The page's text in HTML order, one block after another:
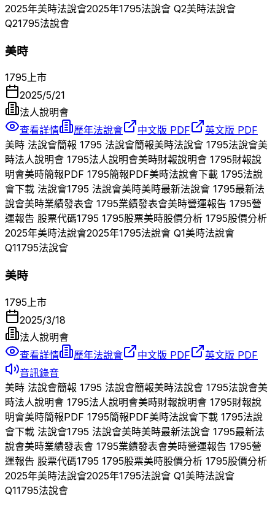
2025年美時法說會2025年1795法說會 Q2美時法說會
Q21795法說會
美時
1795上市
2025/5/21
法人說明會
查看詳情
歷年法說會 中文版 PDF
英文版 PDF
美時 法說會簡報 1795 法說會簡報美時法說會 1795法說會美
時法人說明會 1795法人說明會美時財報說明會 1795財報說
明會美時簡報PDF 1795簡報PDF美時法說會下載 1795法說
會下載 法說會1795 法說會美時美時最新法說會 1795最新法
說會美時業績發表會 1795業績發表會美時營運報告 1795營
運報告 股票代碼1795 1795股票美時股價分析 1795股價分析
2025年美時法說會2025年1795法說會 Q1美時法說會
Q11795法說會
美時
1795 上市
2025/3/18
法人說明會
查看詳情
歷年法說會 中文版 PDF
英文版 PDF
音訊錄音
美時 法說會簡報 1795 法說會簡報美時法說會 1795法說會美
時法人說明會 1795法人說明會美時財報說明會 1795財報說
明會美時簡報PDF 1795簡報PDF美時法說會下載 1795法說
會下載 法說會1795 法說會美時美時最新法說會 1795最新法
說會美時業績發表會 1795業績發表會美時營運報告 1795營
運報告 股票代碼1795 1795股票美時股價分析 1795股價分析
2025年美時法說會2025年1795法說會 Q1美時法說會
Q11795法說會